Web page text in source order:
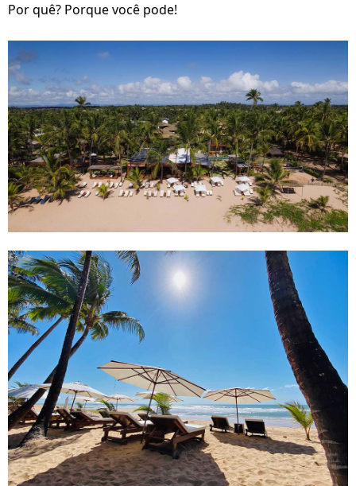
Por quê? Porque você pode!